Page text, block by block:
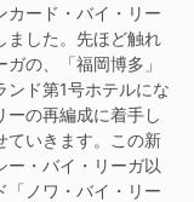
カード・バイ・リー
ました。先ほど触れ
の、「福岡博多」
ンド第1号ホテルにな
ーの再編成に着手し
ていきます。この新
ー・バイ・リーガ以
「ノワ・バイ・リー